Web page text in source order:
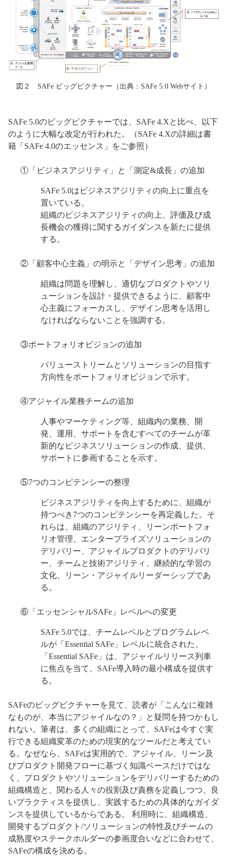
図２ SAFe ビッグピクチャー（出典：SAFe 5.0 Webサイト）
SAFe 5.0のビッグピクチャーでは、SAFe 4.Xと比べ、以下
のように大幅な改定が行われた。（SAFe 4.Xの詳細は書
籍「SAFe 4.0のエッセンス」をご参照）
①「ビジネスアジリティ」と「測定&成長」の追加
SAFe 5.0はビジネスアジリティの向上に重点を
置いている。
組織のビジネスアジリティの向上、評価及び成
長機会の獲得に関するガイダンスを新たに提供
する。
②「顧客中心主義」の明示と「デザイン思考」の追加
組織は問題を理解し、適切なプロダクトやソリ
ューションを設計・提供できるように、顧客中
心主義にフォーカスし、デザイン思考を活用し
なければならないことを強調する。
③ポートフォリオビジョンの追加
バリューストリームとソリューションの目指す
方向性をポートフォリオビジョンで示す。
④アジャイル業務チームの追加
人事やマーケティング等、組織内の業務、開
発、運用、サポートを含むすべてのチームが革
新的なビジネスソリューションの作成、提供、
サポートに参画することを示す。
⑤7つのコンピテンシーの整理
ビジネスアジリティを向上するために、組織が
持つべき7つのコンピテンシーを再定義した。そ
れらは、組織のアジリティ、リーンポートフォ
リオ管理、エンタープライズソリューションの
デリバリー、アジャイルプロダクトのデリバリ
ー、チームと技術アジリティ、継続的な学習の
文化、リーン・アジャイルリーダーシップであ
る。
⑥「エッセンシャルSAFe」レベルへの変更
SAFe 5.0では、チームレベルとプログラムレベ
ルが「Essential SAFe」レベルに統合された。
「Essential SAFe」は、アジャイルリリース列車
に焦点を当て、SAFe導入時の最小構成を提供す
る。
SAFeのビッグピクチャーを見て、読者が「こんなに複雑
なものが、本当にアジャイルなの？」と疑問を持つかもし
れない。筆者は、多くの組織にとって、SAFeは今すぐ実
行できる組織変革のための現実的なツールだと考えてい
る。なぜなら、SAFeは実用的で、アジャイル、リーン及
びプロダクト開発フローに基づく知識ベースだけではな
く、プロダクトやソリューションをデリバリーするための
組織構造と、関わる人々の役割及び責務を定義しつつ、良
いプラクティスを提供し、実践するための具体的なガイダ
ンスを提供しているからである。 利用時に、組織構造、
開発するプロダクト/ソリューションの特性及びチームの
成熟度やステークホルダーの参画度合いなどに合わせて、
SAFeの構成を決める。